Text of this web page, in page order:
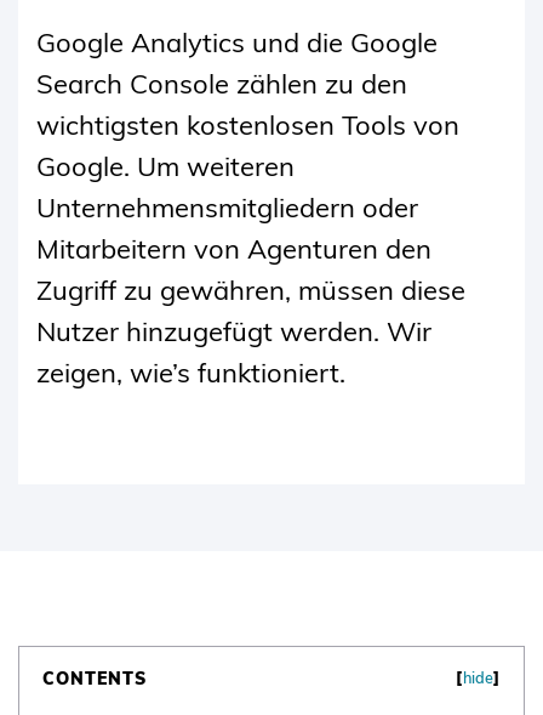
Google Analytics und die Google
Search Console zählen zu den
wichtigsten kostenlosen Tools von
Google. Um weiteren
Unternehmensmitgliedern oder
Mitarbeitern von Agenturen den
Zugriff zu gewähren, müssen diese
Nutzer hinzugefügt werden. Wir
zeigen, wie’s funktioniert.
CONTENTS [hide]